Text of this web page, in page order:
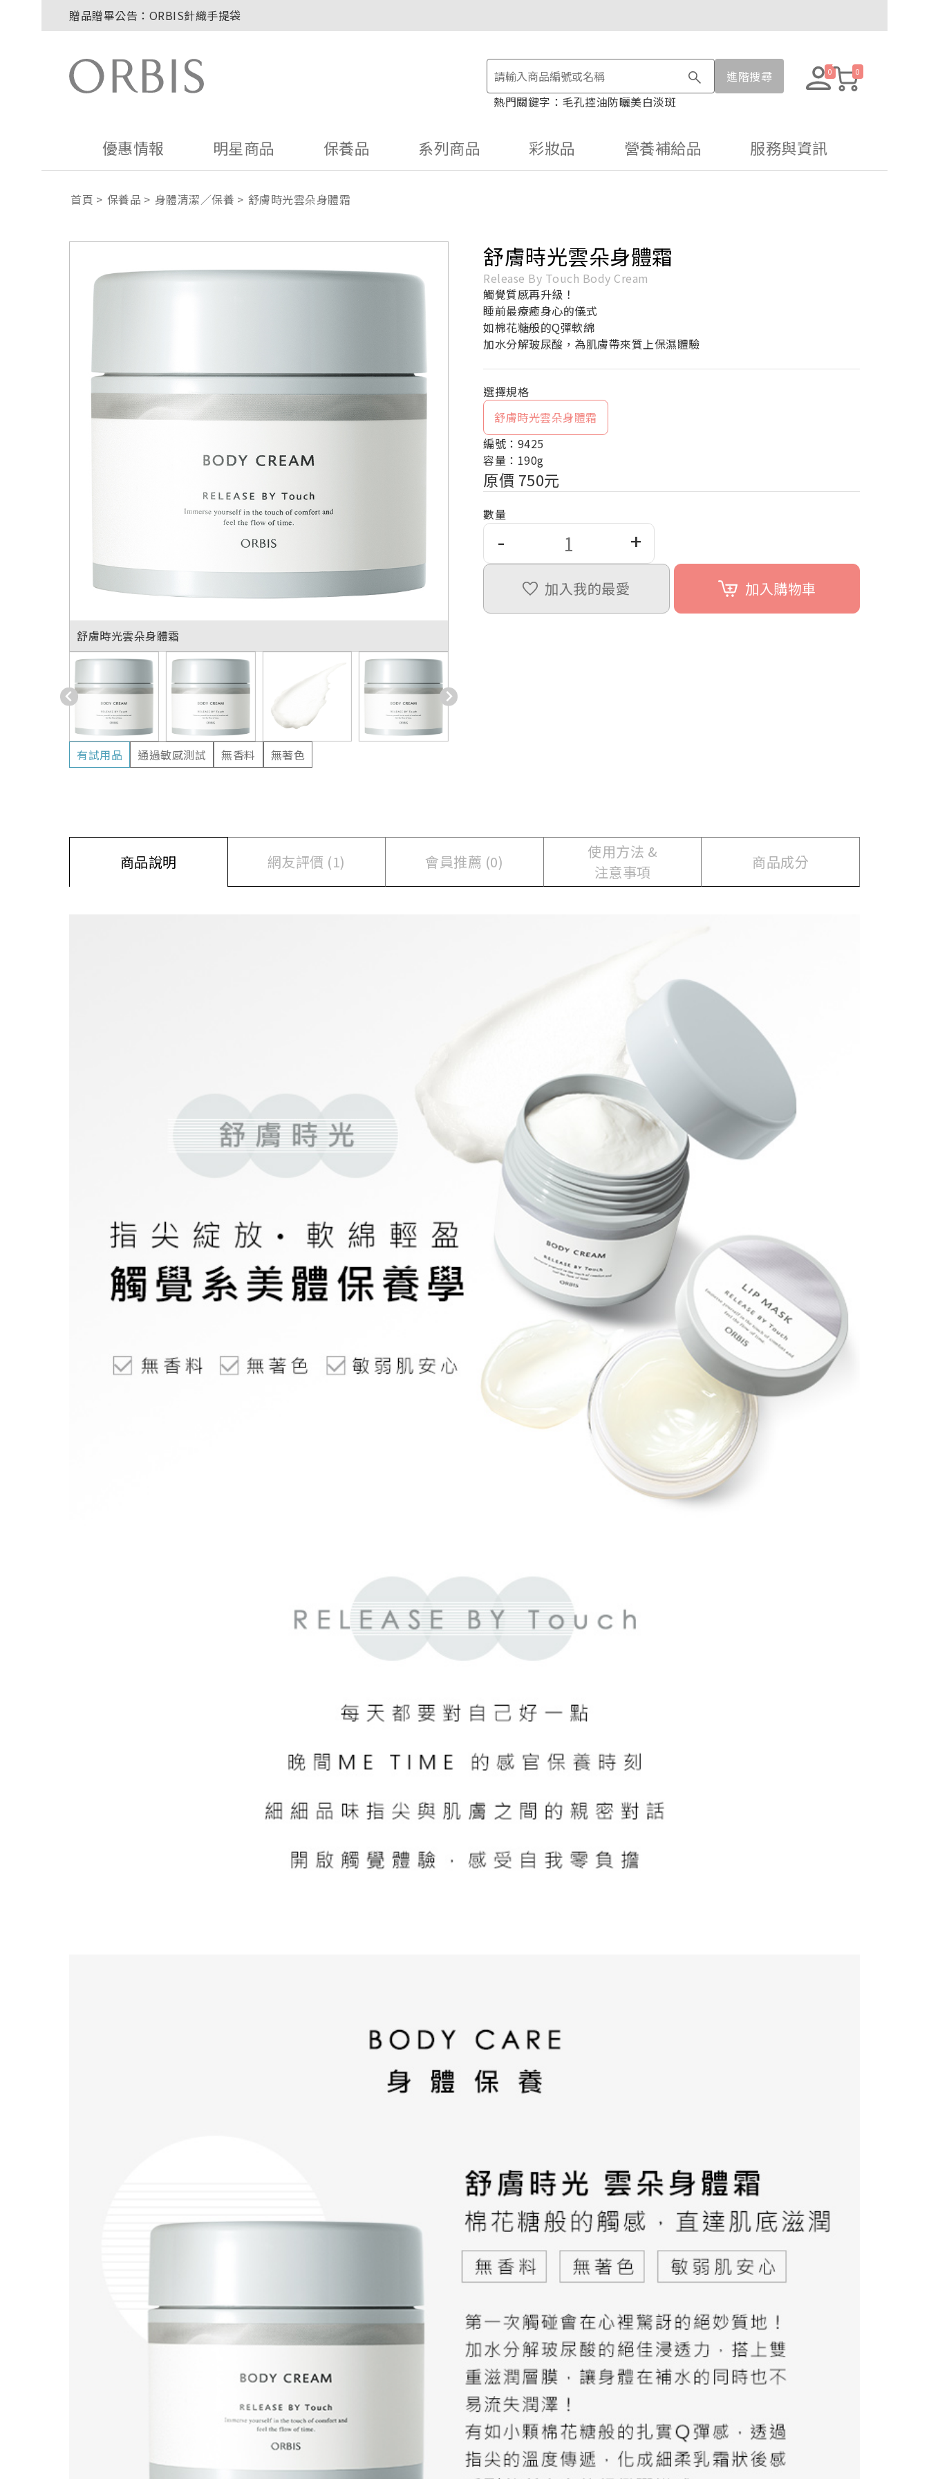
玉山卡友獨享優惠！2026年刷卡滿額送百元購物金！
2027年清新會員募集開跑！
贈品贈畢公告：ORBIS大理石紋午茶杯
0 0
進階搜尋
毛孔控油防曬美白淡斑
優惠情報 明星商品 保養品 系列商品 彩妝品 營養補給品 服務與資訊
首頁 保養品 身體清潔／保養 舒膚時光雲朵身體霜
舒膚時光雲朵身體霜
有試用品 通過敏感測試 無香料 無著色
舒膚時光雲朵身體霜
Release By Touch Body Cream
觸覺質感再升級！
睡前最療癒身心的儀式
如棉花糖般的Q彈軟綿
加水分解玻尿酸，為肌膚帶來質上保濕體驗
舒膚時光雲朵身體霜
編號：9425
容量：190g
原價 750元
數量
- +
加入我的最愛 加入購物車
商品說明 網友評價 (1) 會員推薦 (0)
使用方法 &
注意事項
商品成分